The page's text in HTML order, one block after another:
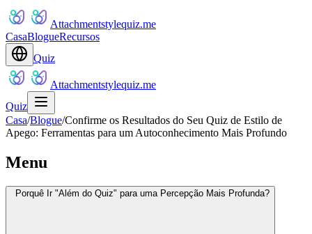
Attachmentstylequiz.me
CasaBlogueRecursos
Quiz
Attachmentstylequiz.me
Quiz
Casa/Blogue/Confirme os Resultados do Seu Quiz de Estilo de
Apego: Ferramentas para um Autoconhecimento Mais Profundo
Menu
Porquê Ir "Além do Quiz" para uma Percepção Mais Profunda?